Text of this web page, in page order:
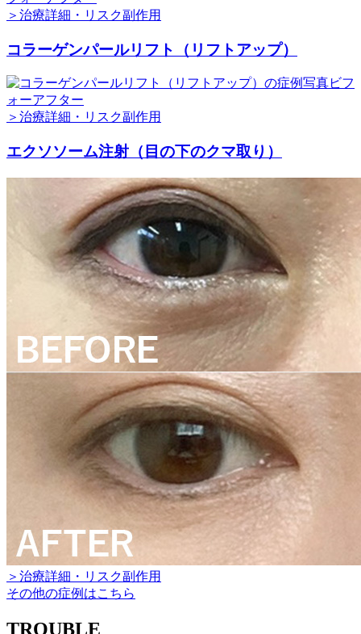
＞治療詳細・リスク副作用
コラーゲンパールリフト（リフトアップ）
＞治療詳細・リスク副作用
エクソソーム注射（目の下のクマ取り）
＞治療詳細・リスク副作用
その他の症例はこちら
TROUBLE